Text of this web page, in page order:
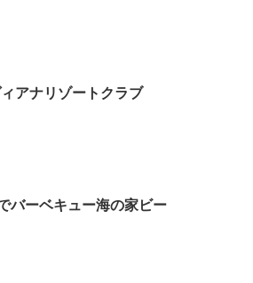
アナリゾートクラブ
バーベキュー海の家ビー